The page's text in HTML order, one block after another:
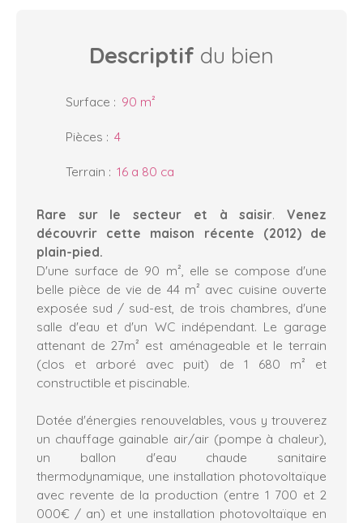
Descriptif du bien
Surface : 90 m²
Pièces : 4
Terrain : 16 a 80 ca
Rare sur le secteur et à saisir.Venez
découvrir cette maison récente (2012) de
plain-pied.
D'une surface de 90 m², elle se compose d'une
belle pièce de vie de 44 m² avec cuisine ouverte
exposée sud / sud-est, de trois chambres, d'une
salle d'eau et d'un WC indépendant. Le garage
attenant de 27m² est aménageable et le terrain
(clos et arboré avec puit) de 1 680 m² et
constructible et piscinable.
Dotée d'énergies renouvelables, vous y trouverez
un chauffage gainable air/air (pompe à chaleur),
un ballon d'eau chaude sanitaire
thermodynamique, une installation photovoltaïque
avec revente de la production (entre 1 700 et 2
000€ / an) et une installation photovoltaïque en